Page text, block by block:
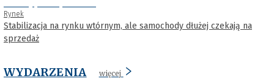
Rynek
Stabilizacja na rynku wtórnym, ale samochody dłużej czekają na
sprzedaż
WYDARZENIA więcej